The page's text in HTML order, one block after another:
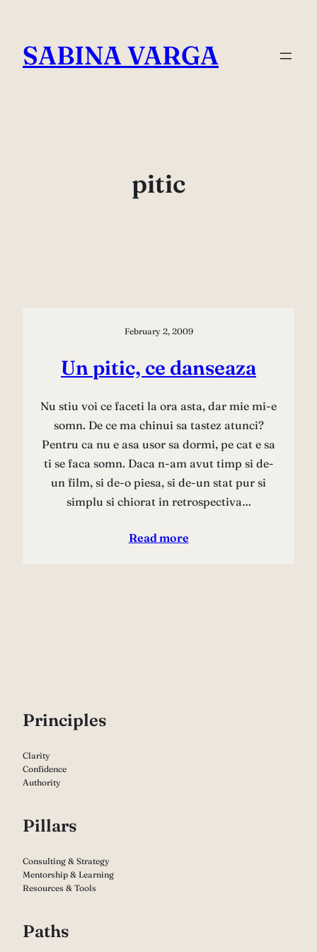
content
SABINA VARGA
pitic
February 2, 2009
Un pitic, ce danseaza
Nu stiu voi ce faceti la ora asta, dar mie mi-e
somn. De ce ma chinui sa tastez atunci?
Pentru ca nu e asa usor sa dormi, pe cat e sa
ti se faca somn. Daca n-am avut timp si de-
un film, si de-o piesa, si de-un stat pur si
simplu si chiorat in retrospectiva…
Read more
Principles
Clarity
Confidence
Authority
Pillars
Consulting & Strategy
Mentorship & Learning
Resources & Tools
Paths